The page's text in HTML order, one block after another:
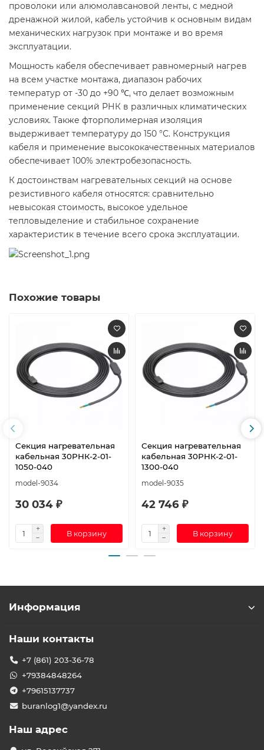
проволоки или алюмолавсановой ленты, с медной
дренажной жилой, кабель устойчив к основным видам
механических нагрузок при монтаже и во время
эксплуатации.
Мощность кабеля обеспечивает равномерный нагрев
на всем участке монтажа, диапазон рабочих
температур от -30 до +90 ℃, что делает возможным
применение секций РНК в различных климатических
условиях. Также фторполимерная изоляция
выдерживает температуру до 150 °С. Конструкция
кабеля и применение высококачественных материалов
обеспечивает 100% электробезопасность.
К достоинствам нагревательных секций на основе
резистивного кабеля относятся: сравнительно
невысокая стоимость, высокое удельное
тепловыделение и стабильное сохранение
характеристик в течение всего срока эксплуатации.
Похожие товары
Секция нагревательная
кабельная 30РНК-2-01-
1050-040
model-9034
30 034 ₽
В корзину
Секция нагревательная
кабельная 30РНК-2-01-
1300-040
model-9035
42 746 ₽
В корзину
Информация
Наши контакты
+7 (861) 203-36-78
+79384848264
+79615137737
buranlog1@yandex.ru
Наш адрес